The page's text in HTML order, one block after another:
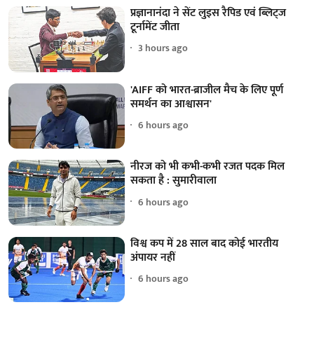
प्रज्ञानानंदा ने सेंट लुइस रैपिड एवं ब्लिट्ज
टूर्नामेंट जीता
3 hours ago
'AIFF को भारत-ब्राजील मैच के लिए पूर्ण
समर्थन का आश्वासन'
6 hours ago
नीरज को भी कभी-कभी रजत पदक मिल
सकता है : सुमारीवाला
6 hours ago
विश्व कप में 28 साल बाद कोई भारतीय
अंपायर नहीं
6 hours ago